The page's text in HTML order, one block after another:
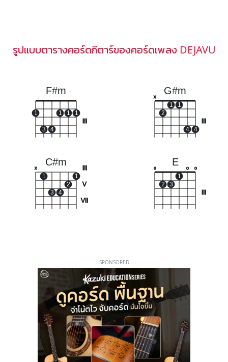
รูปแบบตารางคอร์ดกีตาร์ของคอร์ดเพลง DEJAVU
F#m
1
3 4
1 1 1
G#m
x
2
1 1
4 4
C#m
V
VII
x
1
3 4
2
1
E
o
2 3
1
o o
SPONSORED